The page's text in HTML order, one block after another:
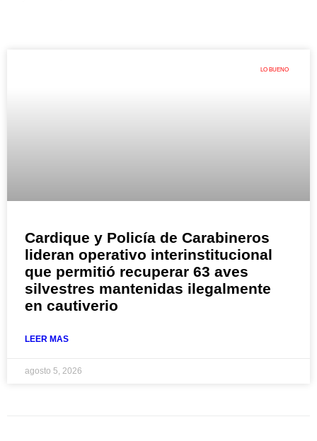
LO BUENO
Cardique y Policía de Carabineros
lideran operativo interinstitucional
que permitió recuperar 63 aves
silvestres mantenidas ilegalmente
en cautiverio
LEER MAS
agosto 5, 2026